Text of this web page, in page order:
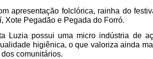
apresentação folclórica, rainha do
Xote Pegadão e Pegada do Forró.
Luzia possui uma micro indústria de
higiênica, o que valoriza ainda
comunitários.